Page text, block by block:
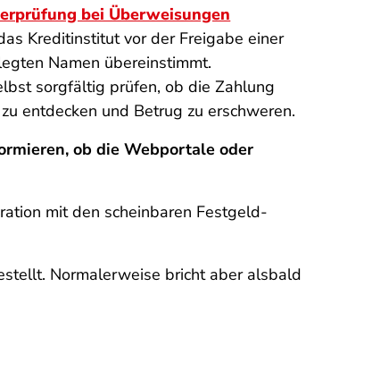
bei Überweisungen
Kreditinstitut vor der Freigabe einer
Namen übereinstimmt.
sorgfältig prüfen, ob die Zahlung
entdecken und Betrug zu erschweren.
ob die Webportale oder
mit den scheinbaren Festgeld-
Normalerweise bricht aber alsbald